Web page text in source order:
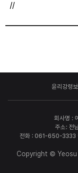
//
윤리강령
회사명 :
주소: 전
전화 : 061-650-
Copyright ©